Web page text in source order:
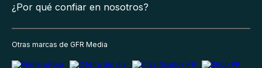
¿Por qué confiar en nosotros?
Otras marcas de GFR Media